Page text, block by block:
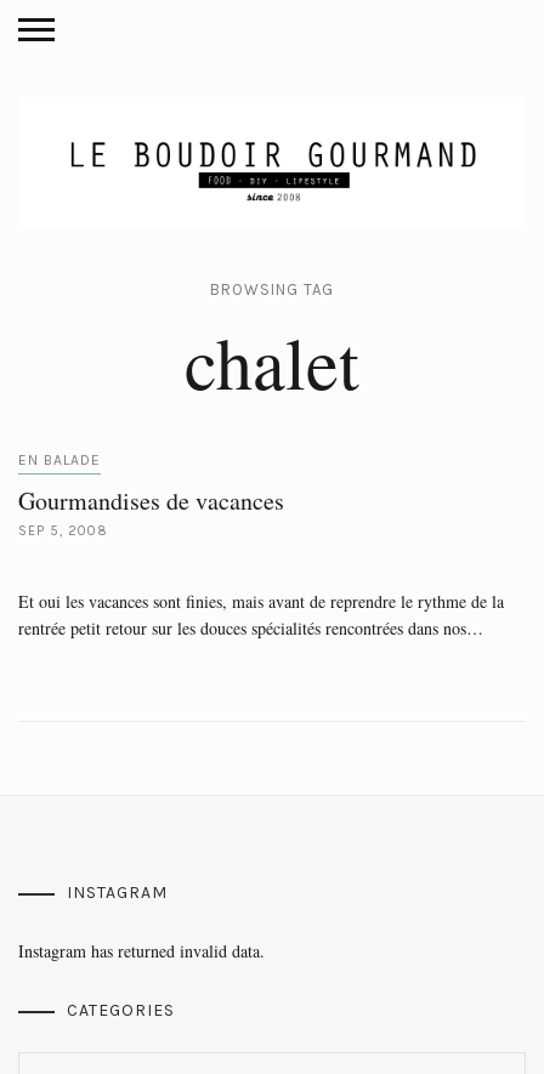
BROWSING TAG
chalet
EN BALADE
Gourmandises de vacances
SEP 5, 2008
Et oui les vacances sont finies, mais avant de reprendre le rythme de la
rentrée petit retour sur les douces spécialités rencontrées dans nos…
INSTAGRAM
Instagram has returned invalid data.
CATEGORIES